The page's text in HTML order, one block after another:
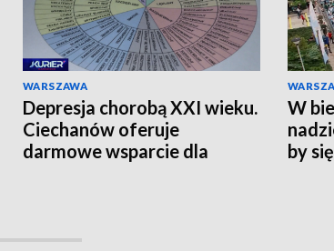
WARSZAWA
Depresja chorobą XXI wieku.
Ciechanów oferuje
darmowe wsparcie dla
W
by